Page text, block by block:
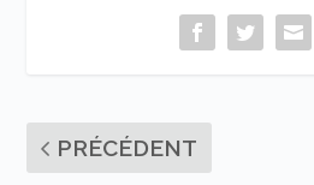
PRÉCÉDENT